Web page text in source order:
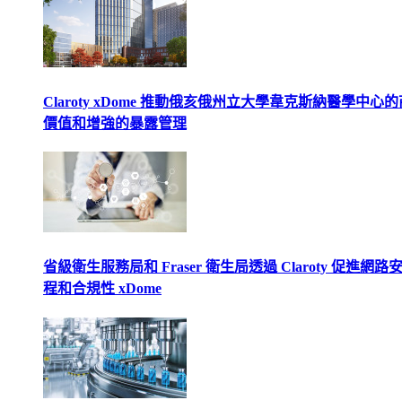
Claroty xDome 推動俄亥俄州立大學韋克斯納醫學中心的
價值和增強的暴露管理
省級衛生服務局和 Fraser 衛生局透過 Claroty 促進網路
程和合規性 xDome